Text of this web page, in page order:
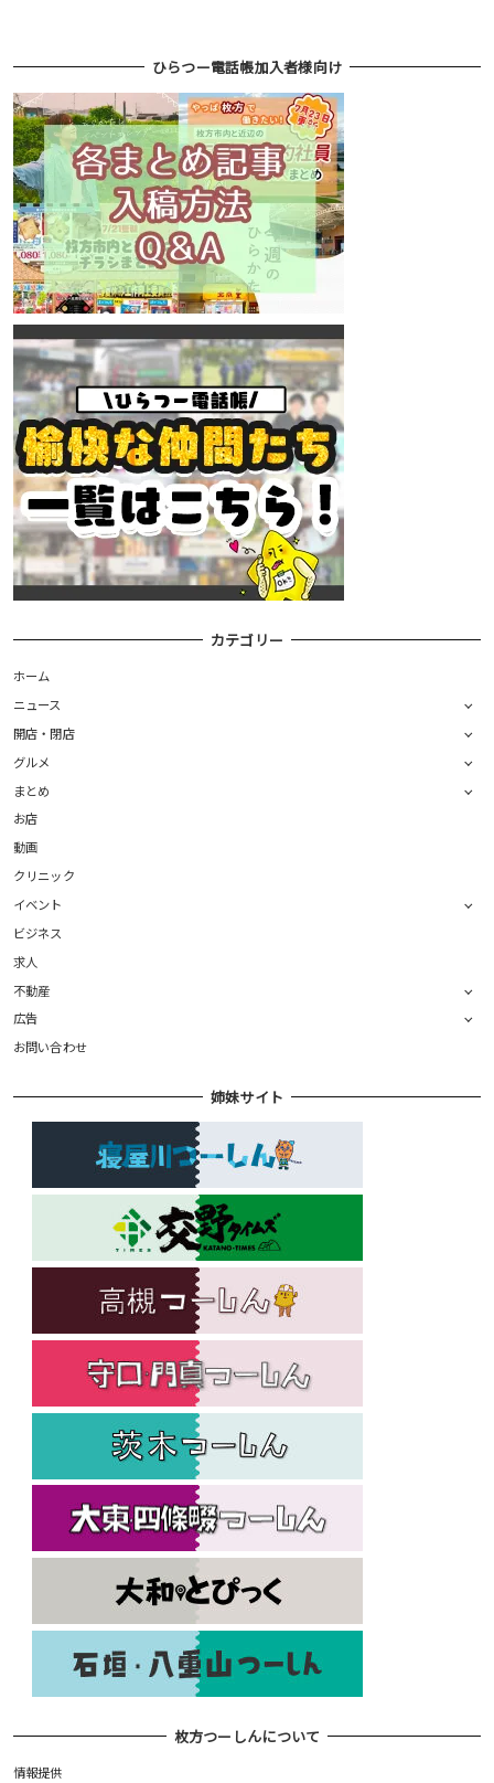
ひらつー電話帳加入者様向け
カテゴリー
ホーム
ニュース
開店・閉店
グルメ
まとめ
お店
動画
クリニック
イベント
ビジネス
求人
不動産
広告
お問い合わせ
姉妹サイト
枚方つーしんについて
情報提供